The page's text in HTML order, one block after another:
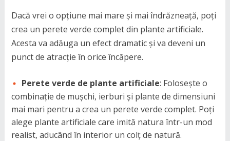
Dacă vrei o opțiune mai mare și mai îndrăzneață, poți
crea un perete verde complet din plante artificiale.
Acesta va adăuga un efect dramatic și va deveni un
punct de atracție în orice încăpere.
Perete verde de plante artificiale: Folosește o
combinație de mușchi, ierburi și plante de dimensiuni
mai mari pentru a crea un perete verde complet. Poți
alege plante artificiale care imită natura într-un mod
realist, aducând în interior un colț de natură.